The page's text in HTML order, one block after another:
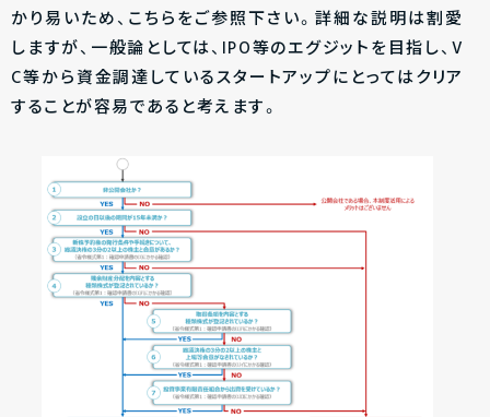
かり易いため、こちらをご参照下さい。詳細な説明は割愛
しますが、一般論としては、IPO等のエグジットを目指し、V
C等から資金調達しているスタートアップにとってはクリア
することが容易であると考えます。